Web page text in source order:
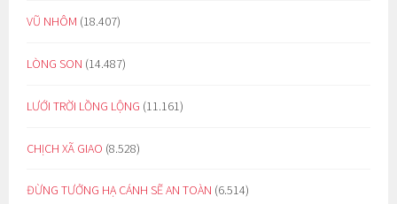
VŨ NHÔM (18.407)
LÒNG SON (14.487)
LƯỚI TRỜI LỒNG LỘNG (11.161)
CHỊCH XÃ GIAO (8.528)
ĐỪNG TƯỞNG HẠ CÁNH SẼ AN TOÀN (6.514)